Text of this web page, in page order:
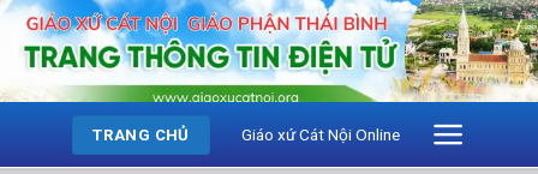
Bỏ
qua
dung
TRANG CHỦ Giáo xứ Cát Nội Online